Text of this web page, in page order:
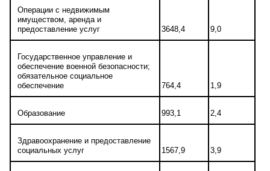
Операции с недвижимым
имуществом, аренда и
предоставление услуг
3648,4 9,0
Государственное управление и
обеспечение военной безопасности;
обязательное социальное
обеспечение
764,4 1,9
Образование 993,1 2,4
Здравоохранение и предоставление
социальных услуг
1567,9 3,9